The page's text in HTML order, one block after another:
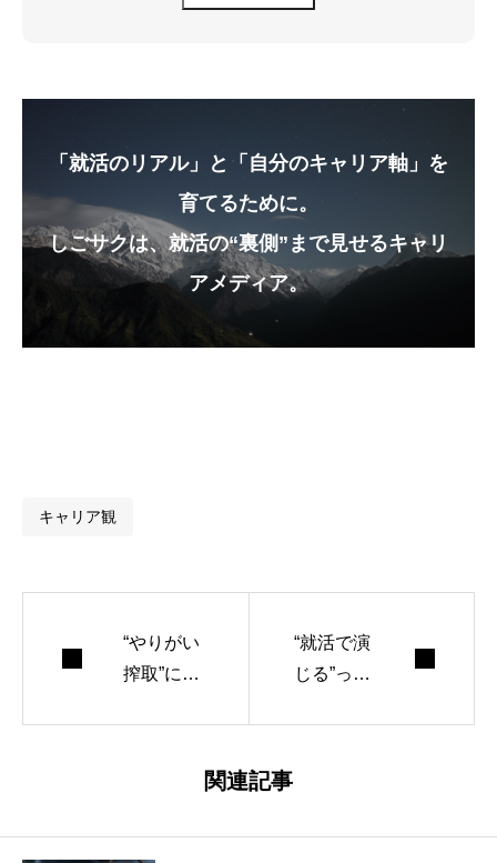
「就活のリアル」と「自分のキャリア軸」を
育てるために。
しごサクは、就活の“裏側”まで見せるキャリ
アメディア。
キャリア観
“やりがい
搾取”に気
“就活で演
じる”っ
関連記事